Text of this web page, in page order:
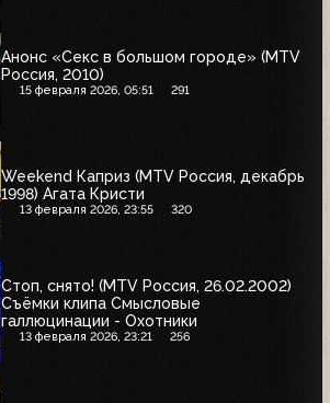
Анонс «Секс в большом городе» (MTV
Россия, 2010)
15 февраля 2026, 05:51 291
Weekend Каприз (MTV Россия, декабрь
1998) Агата Кристи
13 февраля 2026, 23:55 320
Стоп, снято! (MTV Россия, 26.02.2002)
Съёмки клипа Смысловые
галлюцинации - Охотники
13 февраля 2026, 23:21 256